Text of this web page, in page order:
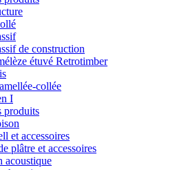
de construction
étuvé Retrotimber
collée
I
produits
et accessoires
plâtre et accessoires
acoustique